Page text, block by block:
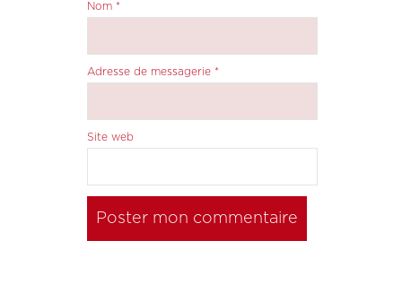
Nom *
Adresse de messagerie *
Site web